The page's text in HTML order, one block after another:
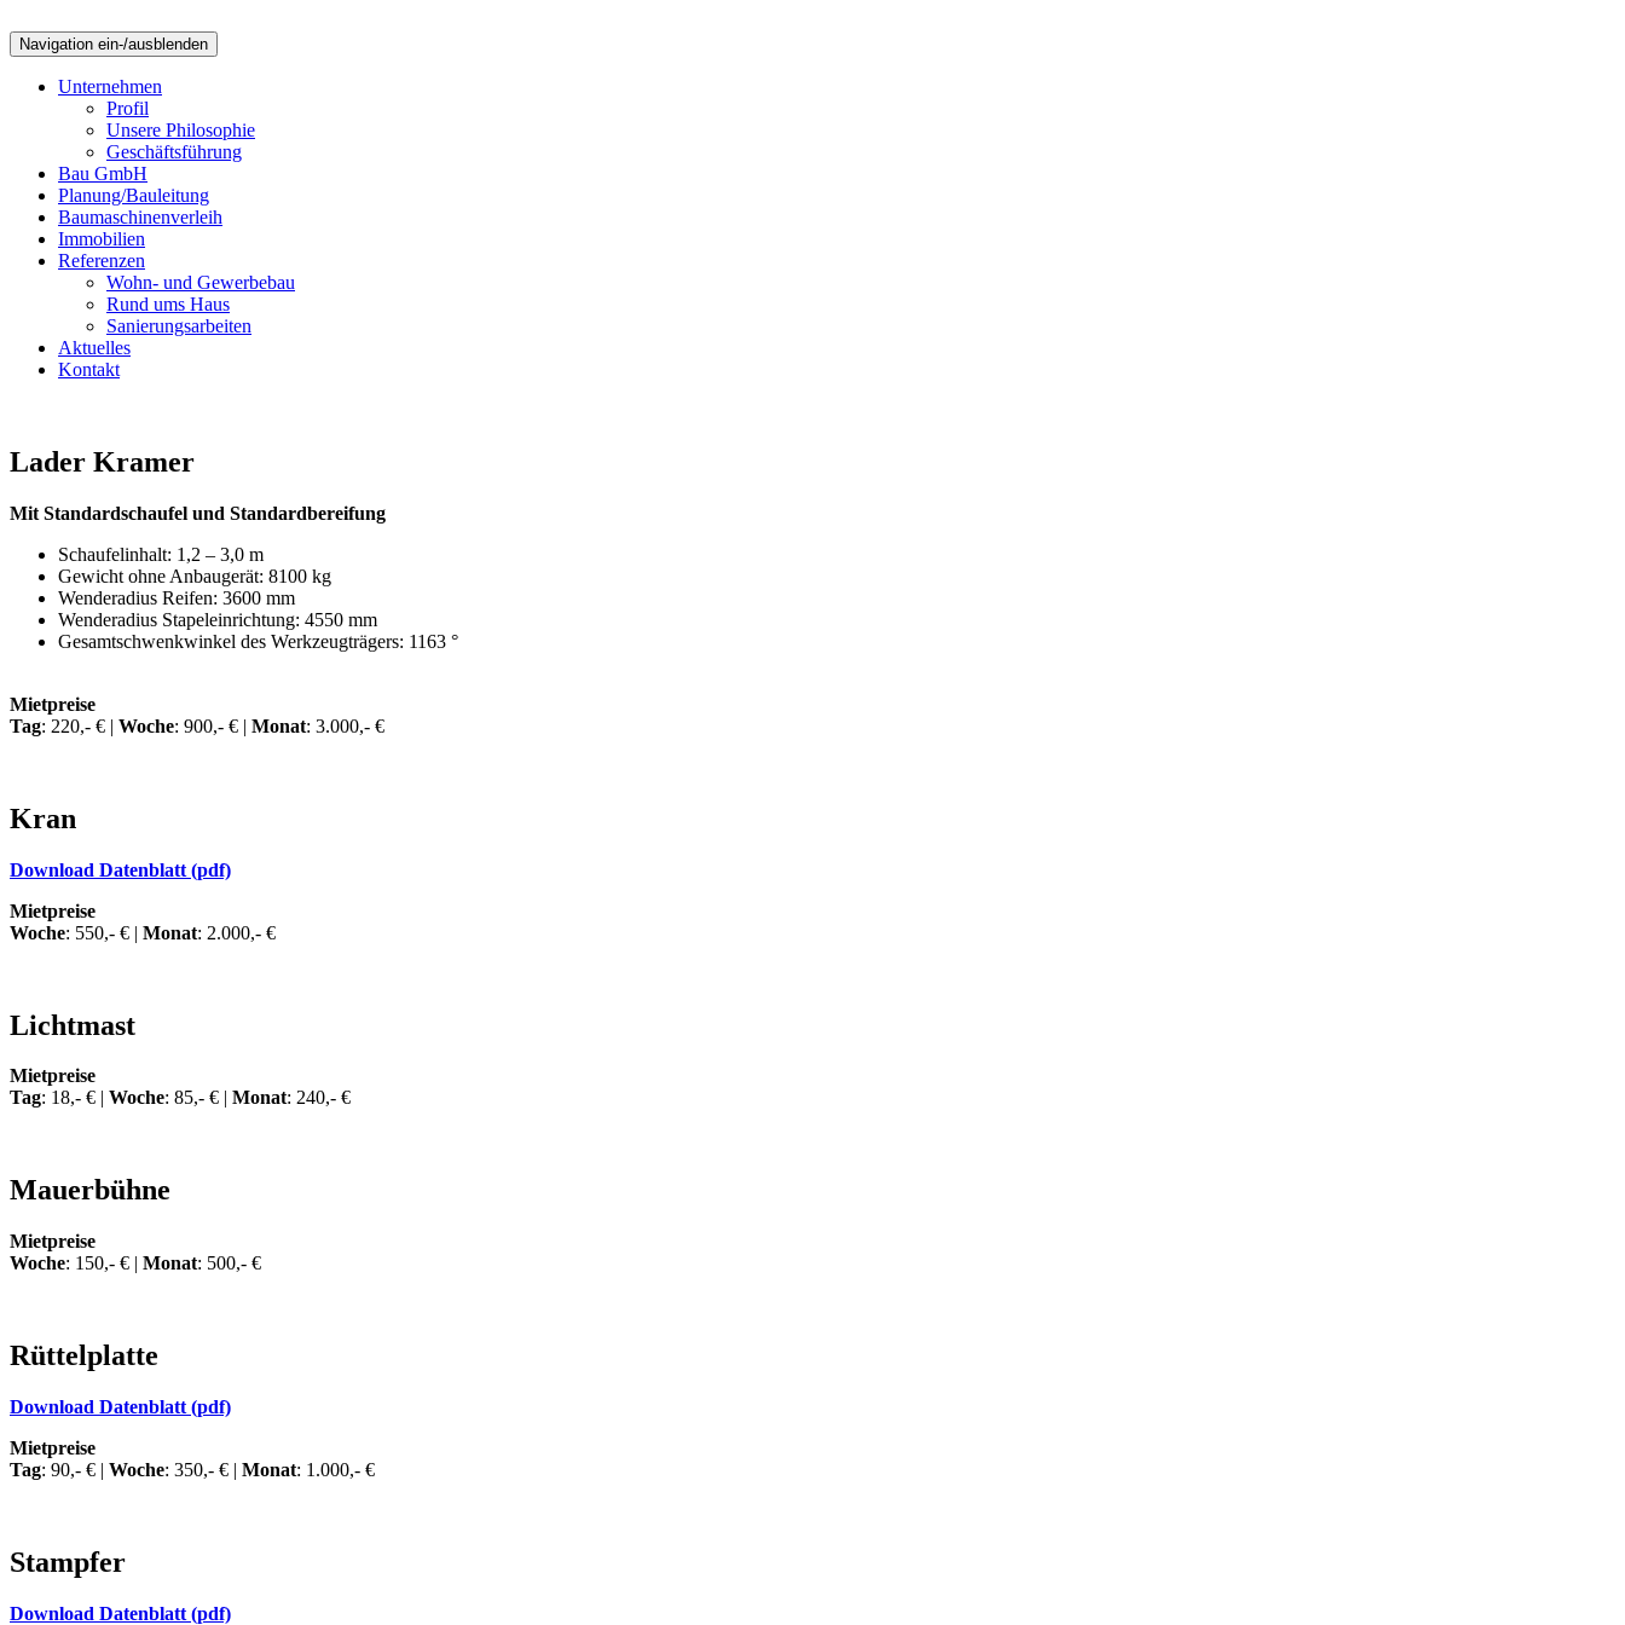
Navigation ein-/ausblenden
Unternehmen
Profil
Unsere Philosophie
Geschäftsführung
Bau GmbH
Planung/Bauleitung
Baumaschinenverleih
Immobilien
Referenzen
Wohn- und Gewerbebau
Rund ums Haus
Sanierungsarbeiten
Aktuelles
Kontakt
Lader Kramer
Mit Standardschaufel und Standardbereifung
Schaufelinhalt: 1,2 – 3,0 m
Gewicht ohne Anbaugerät: 8100 kg
Wenderadius Reifen: 3600 mm
Wenderadius Stapeleinrichtung: 4550 mm
Gesamtschwenkwinkel des Werkzeugträgers: 1163 °
Mietpreise
Tag: 220,- € | Woche: 900,- € | Monat: 3.000,- €
Kran
Download Datenblatt (pdf)
Mietpreise
Woche: 550,- € | Monat: 2.000,- €
Lichtmast
Mietpreise
Tag: 18,- € | Woche: 85,- € | Monat: 240,- €
Mauerbühne
Mietpreise
Woche: 150,- € | Monat: 500,- €
Rüttelplatte
Download Datenblatt (pdf)
Mietpreise
Tag: 90,- € | Woche: 350,- € | Monat: 1.000,- €
Stampfer
Download Datenblatt (pdf)